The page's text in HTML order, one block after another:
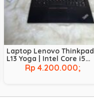
Laptop Lenovo Thinkpad
L13 Yoga | Intel Core i5
Comet Lake – 10210U |
RAM 8 GB | SSD 256 GB |
Rp 4.200.000;